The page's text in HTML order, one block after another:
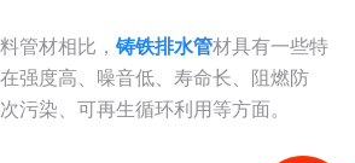
管材相比， 铸铁排水管材具有一些特
强度高、噪音低、寿命长、阻燃防
污染、可再生循环利用等方面。